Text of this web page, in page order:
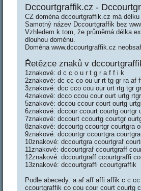
Dccourtgraffik.cz -
CZ doména dccourtgraffik.cz má
Samotný název Dccourtgraffik bez
Vzhledem k tom, že průměrná délka
dlouhou doménu.
Doména www.dccourtgraffik.cz
Řetězce znaků v
1znakové: d c c o u r t g r a f f i k
2znakové: dc cc co ou ur rt tg gr ra af
3znakové: dcc cco cou our urt rtg tgr
4znakové: dcco ccou cour ourt urtg
5znakové: dccou ccour court ourtg
6znakové: dccour ccourt courtg ourtgr
7znakové: dccourt ccourtg courtgr
8znakové: dccourtg ccourtgr courtgra
9znakové: dccourtgr ccourtgra
10znakové: dccourtgra ccourtgraf
11znakové: dccourtgraf ccourtgraff
12znakové: dccourtgraff ccourtgraffi
13znakové: dccourtgraffi ccourtgraffik
Podle abecedy: a af aff affi affik c c
ccourtgraffik co cou cour court courtg